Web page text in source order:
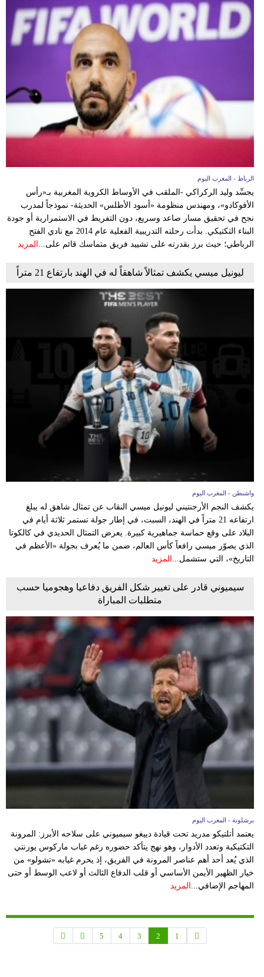
الرباط - المغرب اليوم
يجسِّد وليد الركراكي -الملقب في الأوساط الكروية المغربية بـ«رأس
الأفوكادو»، ومهندس منظومة «أسود الأطلس» الحديثة- نموذجاً لمدرب
نجح في تحقيق مسار صاعد وسريع، دون التفريط في الاستمرارية أو جودة
البناء التكتيكي. بدأت رحلته التدريبية الفعلية عام 2014 مع نادي الفتح
الرباطي؛ حيث برز بقدرته على تشييد فريق متماسك قائم على... المزيد
ليونيل ميسي يكشف تمثالاً شاهقاً له في الهند بارتفاع 21 متراً
واشنطن - المغرب اليوم
يكشف النجم الأرجنتيني ليونيل ميسي النقاب عن تمثال شاهق له يبلغ
ارتفاعه 21 متراً في الهند، السبت، في إطار جولة تستمر ثلاثة أيام في
البلاد على وقع حماسة جماهيرية كبيرة. يعرض التمثال الحديدي في كالكوتا
الذي يصوّر ميسي رافعاً كأس العالم، ضمن ما يُعرف بجولة «الأعظم في
التاريخ»، التي ستشمل...
المزيد
سيميوني قادر على تغيير شكل الفريق دفاعيا وهجوميا حسب
متطلبات المباراة
برشلونة - المغرب اليوم
يعتمد أتلتيكو مدريد تحت قيادة دييغو سيميوني على سلاحه الأبرز: المرونة
التكتيكية وتعدد الأدوار، وهو نهج يتأكد حضوره رغم غياب ماركوس يورنتي
الذي يُعد أحد أهم عناصر المرونة في الفريق، إذ يحرم غيابه «تشولو» من
خيار الظهير الأيمن الأساسي أو قلب الدفاع الثالث أو لاعب الوسط أو حتى
المهاجم الإضافي... المزيد
1
2
3
4
5